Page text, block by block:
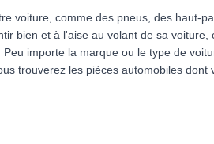
voiture, comme des pneus, des haut-
bien et à l'aise au volant de sa
importe la marque ou le type de
trouverez les pièces automobiles